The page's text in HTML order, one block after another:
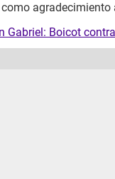
Gabriel: Boicot